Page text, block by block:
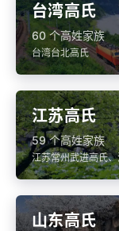
台湾高氏
60 个高姓家族
台湾台北高氏
江苏高氏
59 个高姓家族
江苏常州武进高氏
氏
山东高氏